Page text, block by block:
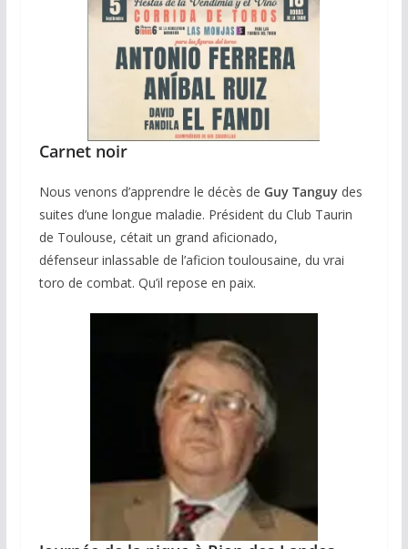
Carnet noir
Nous venons d’apprendre le décès de Guy Tanguy des
suites d’une longue maladie. Président du Club Taurin
de Toulouse, cétait un grand aficionado,
défenseur inlassable de l’aficion toulousaine, du vrai
toro de combat. Qu’il repose en paix.